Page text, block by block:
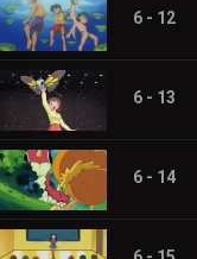
6 - 12
6 - 13
6 - 14